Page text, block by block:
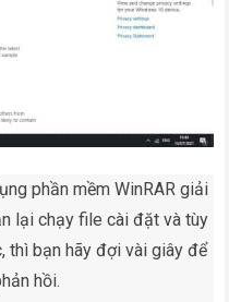
phần mềm WinRAR giải
lại chạy file cài đặt và tùy
thì bạn hãy đợi vài giây để
hồi.